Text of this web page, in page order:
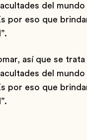
del
por eso que
así que se
del
por eso que